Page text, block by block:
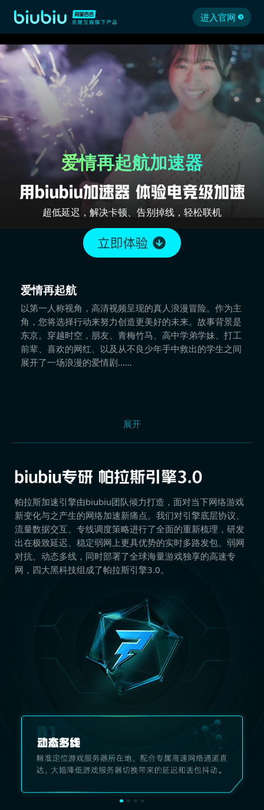
进入官网
爱情再起航加速器
超低延迟，解决卡顿、告别掉线，轻松联机
爱情再起航
以第一人称视角，高清视频呈现的真人浪漫冒险。作为主
角，您将选择行动来努力创造更美好的未来。故事背景是
东京。穿越时空，朋友、青梅竹马、高中学弟学妹、打工
前辈、喜欢的网红、以及从不良少年手中救出的学生之间
展开了一场浪漫的爱情剧……
展开
帕拉斯加速引擎由biubiu团队倾力打造，面对当下网络游戏
新变化与之产生的网络加速新痛点。我们对引擎底层协议、
流量数据交互、专线调度策略进行了全面的重新梳理，研发
出在极致延迟、稳定弱网上更具优势的实时多路发包、弱网
对抗、动态多线，同时部署了全球海量游戏独享的高速专
网，四大黑科技组成了帕拉斯引擎3.0。